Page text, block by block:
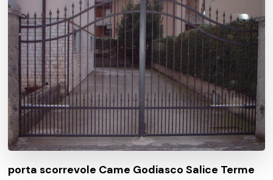
porta scorrevole Came Godiasco Salice Terme